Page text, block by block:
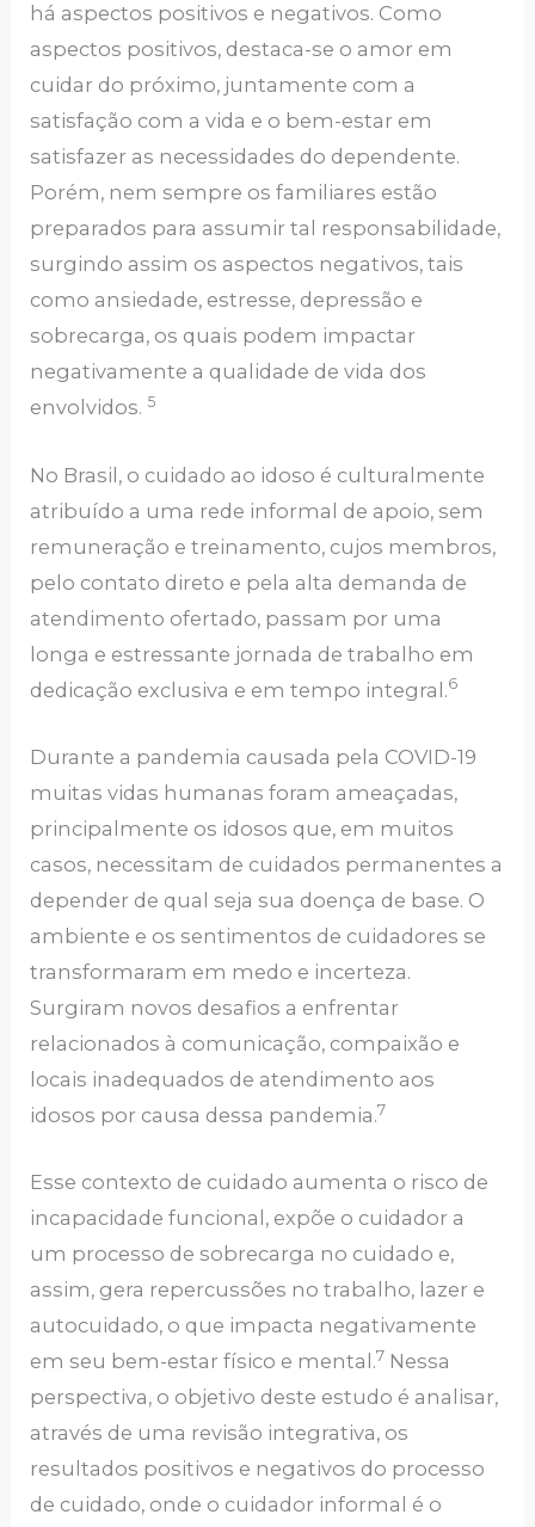
há aspectos positivos e negativos. Como
aspectos positivos, destaca-se o amor em
cuidar do próximo, juntamente com a
satisfação com a vida e o bem-estar em
satisfazer as necessidades do dependente.
Porém, nem sempre os familiares estão
preparados para assumir tal responsabilidade,
surgindo assim os aspectos negativos, tais
como ansiedade, estresse, depressão e
sobrecarga, os quais podem impactar
negativamente a qualidade de vida dos
envolvidos. 5
No Brasil, o cuidado ao idoso é culturalmente
atribuído a uma rede informal de apoio, sem
remuneração e treinamento, cujos membros,
pelo contato direto e pela alta demanda de
atendimento ofertado, passam por uma
longa e estressante jornada de trabalho em
dedicação exclusiva e em tempo integral.6
Durante a pandemia causada pela COVID-19
muitas vidas humanas foram ameaçadas,
principalmente os idosos que, em muitos
casos, necessitam de cuidados permanentes a
depender de qual seja sua doença de base. O
ambiente e os sentimentos de cuidadores se
transformaram em medo e incerteza.
Surgiram novos desafios a enfrentar
relacionados à comunicação, compaixão e
locais inadequados de atendimento aos
idosos por causa dessa pandemia.7
Esse contexto de cuidado aumenta o risco de
incapacidade funcional, expõe o cuidador a
um processo de sobrecarga no cuidado e,
assim, gera repercussões no trabalho, lazer e
autocuidado, o que impacta negativamente
em seu bem-estar físico e mental.7 Nessa
perspectiva, o objetivo deste estudo é analisar,
através de uma revisão integrativa, os
resultados positivos e negativos do processo
de cuidado, onde o cuidador informal é o